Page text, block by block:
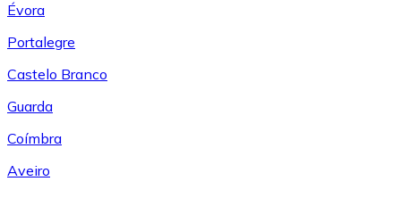
Évora
Portalegre
Castelo Branco
Guarda
Coímbra
Aveiro